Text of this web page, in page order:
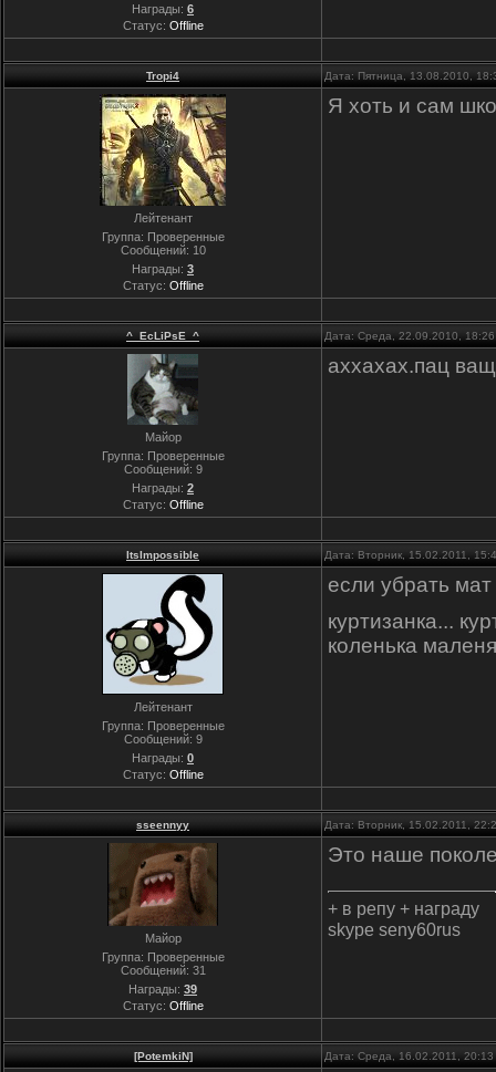
Награды: 6
Статус: Offline
Tropi4 Дата: Пятница, 13.08.2010,
Лейтенант
Группа: Проверенные
Сообщений: 10
Награды: 3
Статус: Offline
Я хоть и сам
^_EcLiPsE_^ Дата: Среда, 22.09.2010,
Майор
Группа: Проверенные
Сообщений: 9
Награды: 2
Статус: Offline
аххахах.пац
ItsImpossible Дата: Вторник, 15.02.2011,
Лейтенант
Группа: Проверенные
Сообщений: 9
Награды: 0
Статус: Offline
если убрать
куртизанка...
коленька
sseennyy Дата: Вторник, 15.02.2011,
Майор
Группа: Проверенные
Сообщений: 31
Награды: 39
Статус: Offline
Это наше
+ в репу + награду
skype seny60rus
[PotemkiN] Дата: Среда, 16.02.2011,